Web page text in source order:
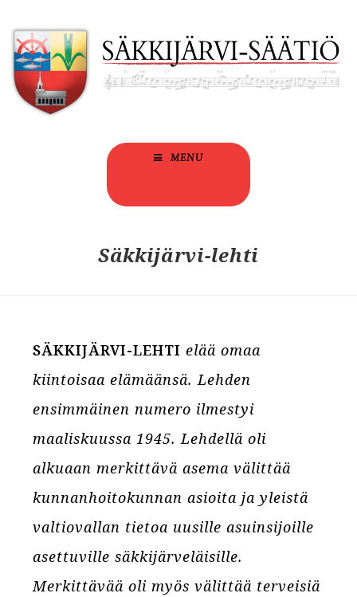
MENU
Säkkijärvi-lehti
SÄKKIJÄRVI-LEHTIelää omaa
kiintoisaa elämäänsä. Lehden
ensimmäinen numero ilmestyi
maaliskuussa 1945. Lehdellä oli
alkuaan merkittävä asema välittää
kunnanhoitokunnan asioita ja yleistä
valtiovallan tietoa uusille asuinsijoille
asettuville säkkijärveläisille.
Merkittävää oli myös välittää terveisiä